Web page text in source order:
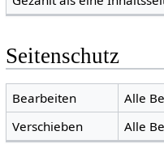
Seitenschutz
Bearbeiten
Alle
Verschieben
Alle